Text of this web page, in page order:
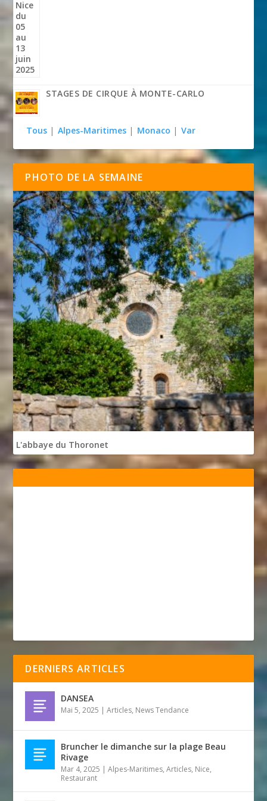
STAGES DE CIRQUE À MONTE-CARLO
Tous | Alpes-Maritimes | Monaco | Var
PHOTO DE LA SEMAINE
L'abbaye du Thoronet
DERNIERS ARTICLES
DANSEA
Mai 5, 2025 |Articles, News Tendance
Bruncher le dimanche sur la plage Beau
Rivage
Mar 4, 2025 |Alpes-Maritimes,Articles, Nice,
Restaurant